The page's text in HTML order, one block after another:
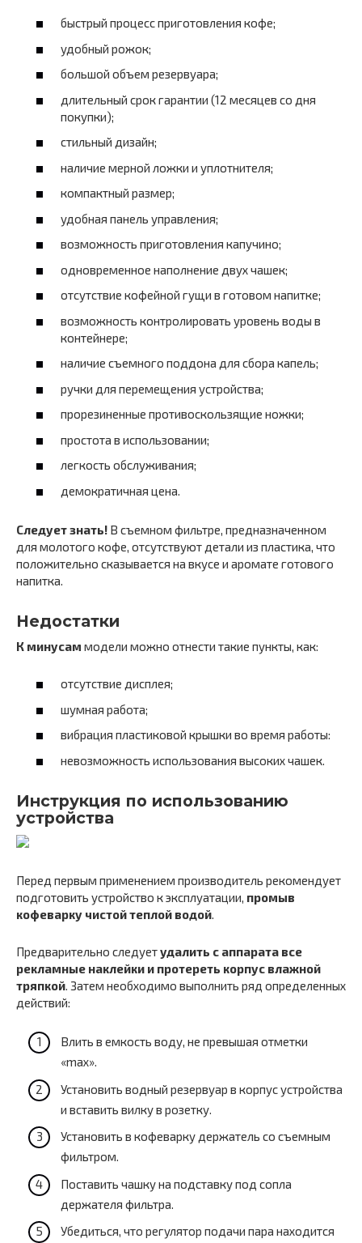
быстрый процесс приготовления кофе;
удобный рожок;
большой объем резервуара;
длительный срок гарантии (12 месяцев со дня
покупки);
стильный дизайн;
наличие мерной ложки и уплотнителя;
компактный размер;
удобная панель управления;
возможность приготовления капучино;
одновременное наполнение двух чашек;
отсутствие кофейной гущи в готовом напитке;
возможность контролировать уровень воды в
контейнере;
наличие съемного поддона для сбора капель;
ручки для перемещения устройства;
прорезиненные противоскользящие ножки;
простота в использовании;
легкость обслуживания;
демократичная цена.
Следует знать! В съемном фильтре, предназначенном
для молотого кофе, отсутствуют детали из пластика, что
положительно сказывается на вкусе и аромате готового
напитка.
Недостатки
К минусам модели можно отнести такие пункты, как:
отсутствие дисплея;
шумная работа;
вибрация пластиковой крышки во время работы:
невозможность использования высоких чашек.
Инструкция по использованию
устройства
Перед первым применением производитель рекомендует
подготовить устройство к эксплуатации, промыв
кофеварку чистой теплой водой.
Предварительно следуетудалить с аппарата все
рекламные наклейки и протереть корпус влажной
тряпкой. Затем необходимо выполнить ряд определенных
действий:
Влить в емкость воду, не превышая отметки
«max».
Установить водный резервуар в корпус устройства
и вставить вилку в розетку.
Установить в кофеварку держатель со съемным
фильтром.
Поставить чашку на подставку под сопла
держателя фильтра.
Убедиться, что регулятор подачи пара находится